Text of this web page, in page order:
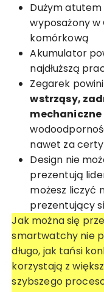
Dużym
wyposażony w
komórkową
Akumulator
najdłuższą
Zegarek
wstrząsy,
mechaniczne
nawet za
Design nie
prezentują
możesz liczyć
prezentujący
Jak można się
smartwatchy nie
długo, jak tańsi
korzystają z
szybszego